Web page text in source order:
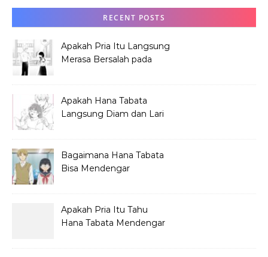
RECENT POSTS
Apakah Pria Itu Langsung
Merasa Bersalah pada
Apakah Hana Tabata
Langsung Diam dan Lari
Bagaimana Hana Tabata
Bisa Mendengar
Apakah Pria Itu Tahu
Hana Tabata Mendengar